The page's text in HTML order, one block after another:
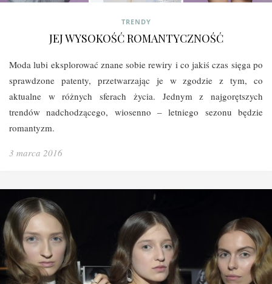
TRENDY
JEJ WYSOKOŚĆ ROMANTYCZNOŚĆ
Moda lubi eksplorować znane sobie rewiry i co jakiś czas sięga po
sprawdzone patenty, przetwarzając je w zgodzie z tym, co
aktualne w różnych sferach życia. Jednym z najgorętszych
trendów nadchodzącego, wiosenno – letniego sezonu będzie
romantyzm.
3 marca 2016